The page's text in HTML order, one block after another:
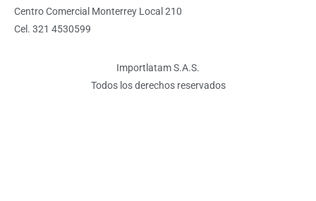
Centro Comercial Monterrey Local 210
Cel. 321 4530599
Importlatam S.A.S.
Todos los derechos reservados